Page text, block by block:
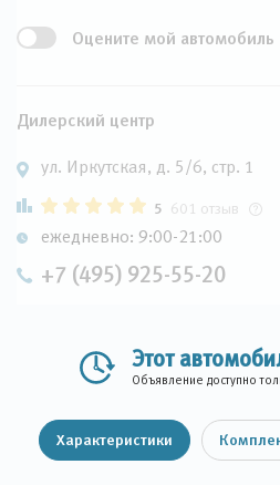
Оцените мой автомобиль
Дилерский центр
ул. Иркутская, д. 5/6, стр. 1
5 601 отзыв
ежедневно: 9:00-21:00
+7 (495) 925-55-20
Этот
Объявление доступно
Характеристики